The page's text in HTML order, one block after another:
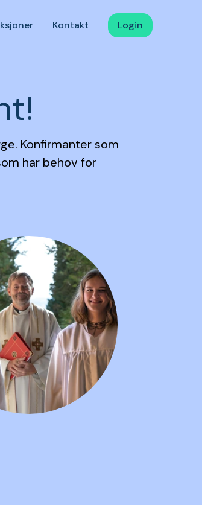
Kontakt Login
Konfirmanter som
har behov for